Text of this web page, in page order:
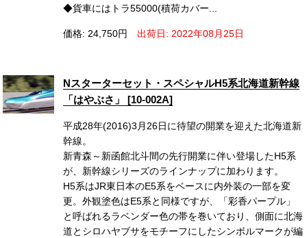
◆貨車にはトラ55000(積荷カバー...
価格: 24,750円 出荷日: 2022年08月25日
Nスターターセット・スペシャルH5系北海道新幹線
「はやぶさ」 [10-002A]
平成28年(2016)3月26日に待望の開業を迎えた北海道新
幹線。
新青森～新函館北斗間の先行開業に伴い登場したH5系
が、新幹線シリーズのラインナップに加わります。
H5系はJR東日本のE5系をベースに内外装の一部を変
更。外観塗色はE5系と同様ですが、「彩香パープル」
と呼ばれるラベンダー色の帯を巻いており、側面に北海
道とシロハヤブサをモチーフにしたシンボルマークが編